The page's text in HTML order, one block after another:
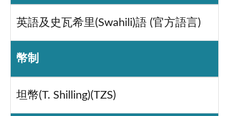
英語及史瓦希里(Swahili)語 (官方語言)
幣制
坦幣(T. Shilling)(TZS)